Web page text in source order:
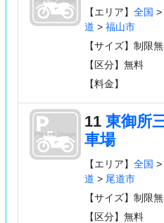
【エリア】 全国 >
道 > 福山市
【サイズ】制限無
【区分】無料
【料金】
11 東御所
車場
【エリア】 全国 >
道 > 尾道市
【サイズ】制限無
【区分】無料